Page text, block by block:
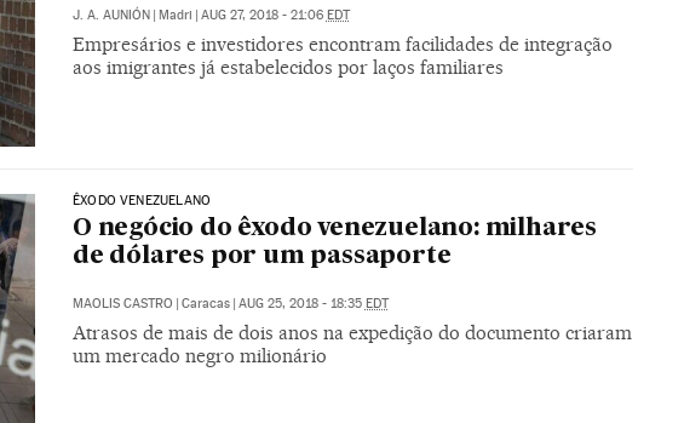
J. A. AUNIÓN | Madri | AUG 27, 2018 - 21:06 EDT
Empresários e investidores encontram facilidades de integração
aos imigrantes já estabelecidos por laços familiares
ÊXODO VENEZUELANO
O negócio do êxodo venezuelano: milhares
de dólares por um passaporte
MAOLIS CASTRO | Caracas | AUG 25, 2018 - 18:35 EDT
Atrasos de mais de dois anos na expedição do documento criaram
um mercado negro milionário